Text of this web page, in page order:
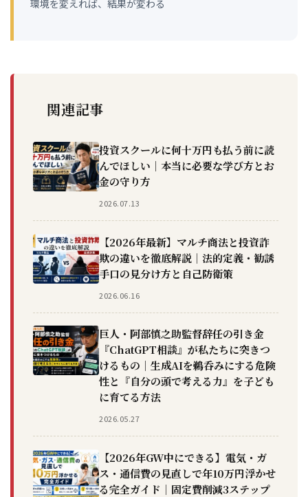
環境を変えれば、結果が変わる
関連記事
投資スクールに何十万円も払う前に読
んでほしい｜本当に必要な学び方とお
金の守り方
2026.07.13
【2026年最新】マルチ商法と投資詐
欺の違いを徹底解説｜法的定義・勧誘
手口の見分け方と自己防衛策
2026.06.16
巨人・阿部慎之助監督辞任の引き金
『ChatGPT相談』が私たちに突きつ
けるもの｜生成AIを鵜呑みにする危険
性と『自分の頭で考える力』を子ども
に育てる方法
2026.05.27
【2026年GW中にできる】電気・ガ
ス・通信費の見直しで年10万円浮かせ
る完全ガイド｜固定費削減3ステップ